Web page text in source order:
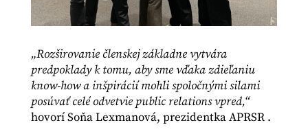
„Rozširovanie členskej základne vytvára
predpoklady k tomu, aby sme vďaka zdieľaniu
know-how a inšpirácií mohli spoločnými silami
posúvať celé odvetvie public relations vpred,“
hovorí Soňa Lexmanová, prezidentka APRSR .